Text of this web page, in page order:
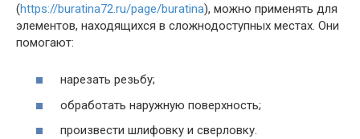
(https://buratina72.ru/page/buratina), можно применять для
элементов, находящихся в сложнодоступных местах. Они
помогают:
нарезать резьбу;
обработать наружную поверхность;
произвести шлифовку и сверловку.